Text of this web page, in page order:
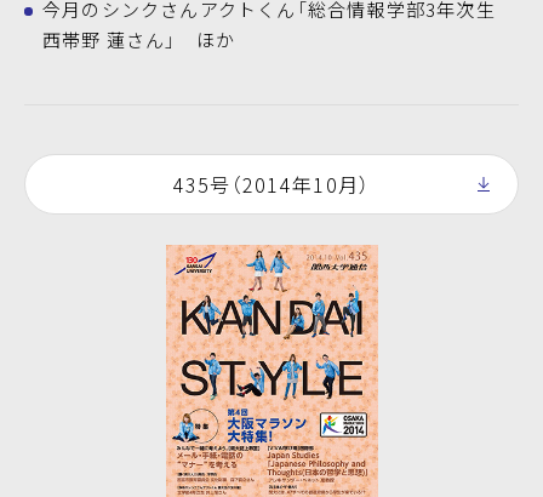
今月のシンクさんアクトくん「総合情報学部3年次生
西帯野 蓮さん」 ほか
435号（2014年10月）